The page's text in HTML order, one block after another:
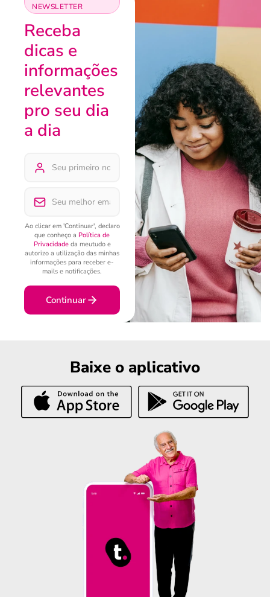
NEWSLETTER
Receba
dicas e
informações
relevantes
pro seu dia
a dia
Ao clicar em 'Continuar', declaro
que conheço a Política de
Privacidadeda meutudo e
autorizo a utilização das minhas
informações para receber e-
mails e notificações.
Continuar
Baixe o aplicativo